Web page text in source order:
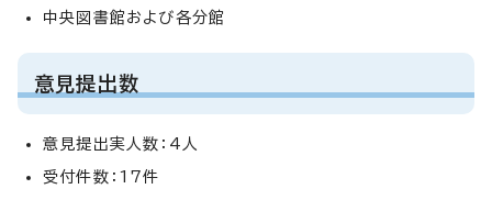
中央図書館および各分館
意見提出数
意見提出実人数：4人
受付件数：17件